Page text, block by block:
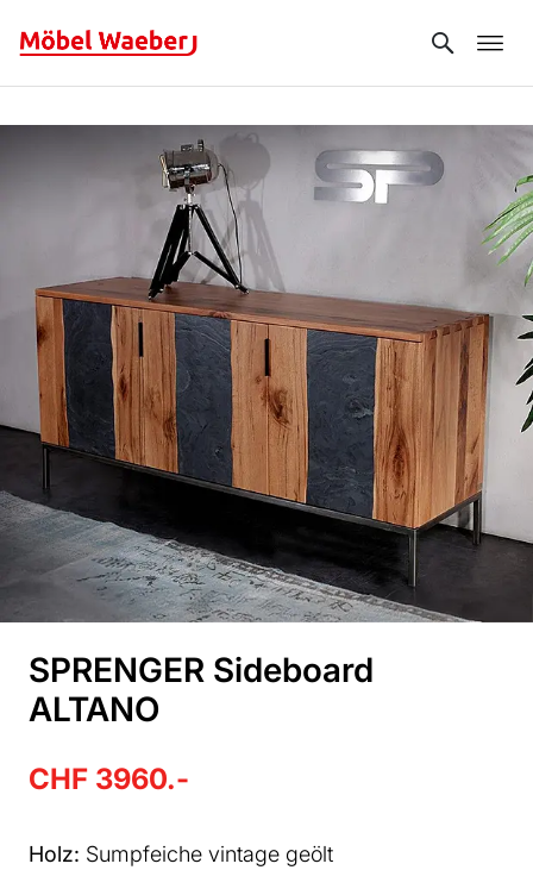
SPRENGER Sideboard
ALTANO
CHF 3960.-
Holz: Sumpfeiche vintage geölt